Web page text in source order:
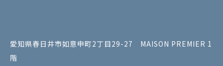
愛知県春日井市如意申町2丁目29-27 MAISON PREMIER 1
階